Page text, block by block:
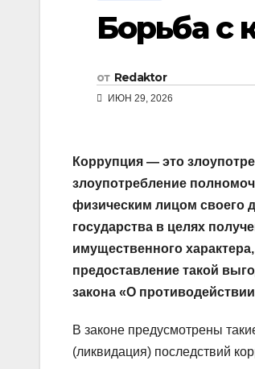
Борьба с
от Redaktor
ИЮН 29, 2026
Коррупция — это
злоупотребление
физическим лицом своего
государства в целях
имущественного
предоставление такой
закона «О
В законе предусмотрены
(ликвидация) последствий